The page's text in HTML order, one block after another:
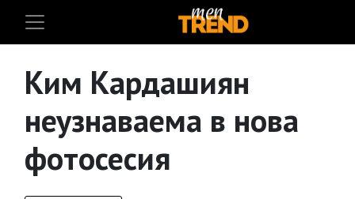
Ким Кардашиян
неузнаваема в нова
фотосесия